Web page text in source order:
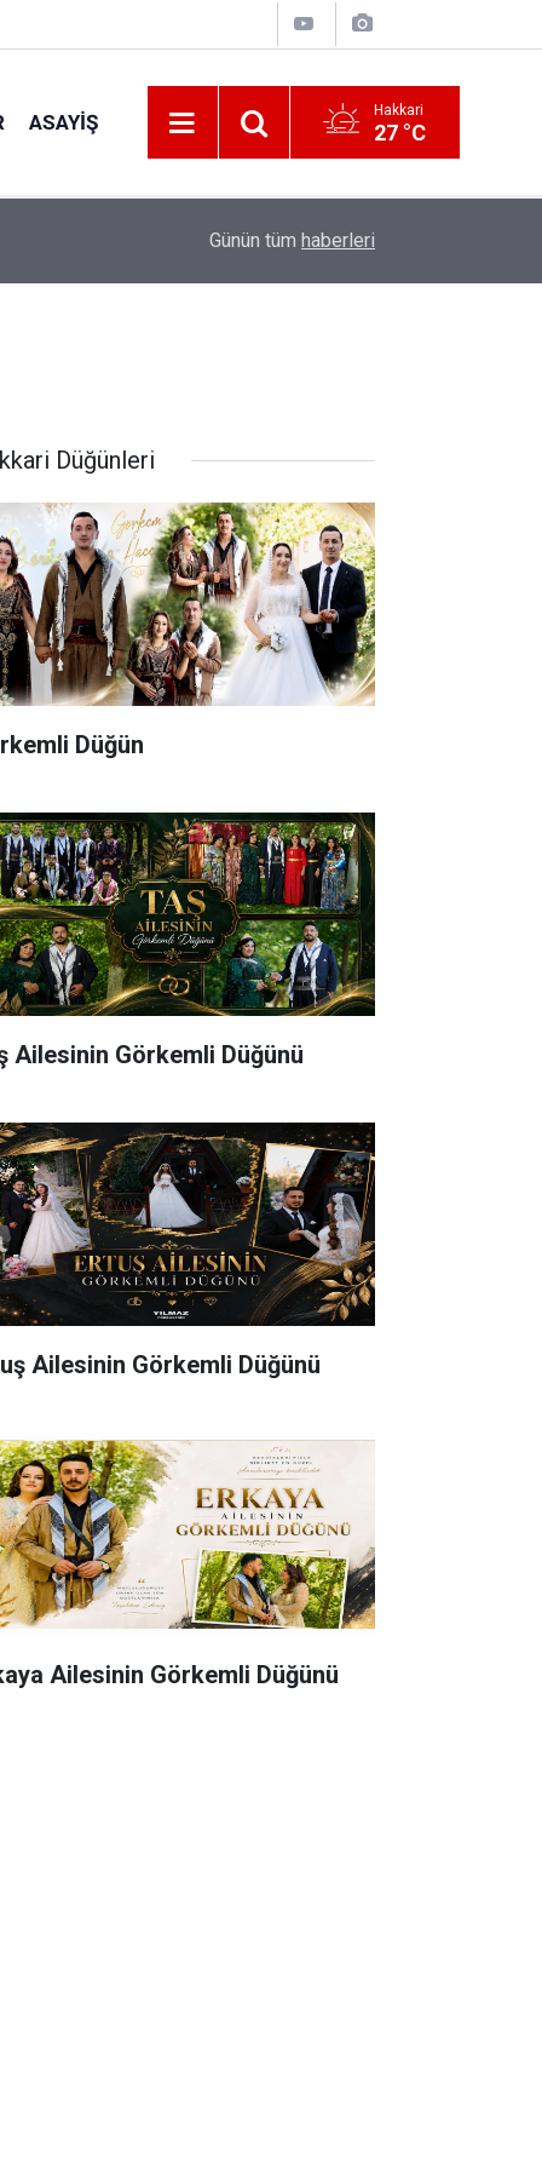
ASAYIŞ Hakkari
27 °C
Çukurca Gençlik Merkezi’nde Yaz Kulübü
Günün tüm haberleri
Düğünleri
Düğün
Ailesinin Görkemli Düğünü
Ailesinin Görkemli Düğünü
Ailesinin Görkemli Düğünü